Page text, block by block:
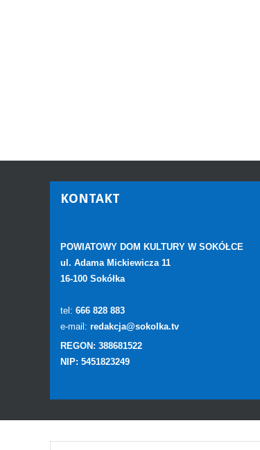
KONTAKT
POWIATOWY DOM KULTURY W SOKÓŁCE
ul. Adama Mickiewicza 11
16-100 Sokółka
tel: 666 828 883
e-mail: redakcja@sokolka.tv
REGON: 388681522
NIP: 5451823249